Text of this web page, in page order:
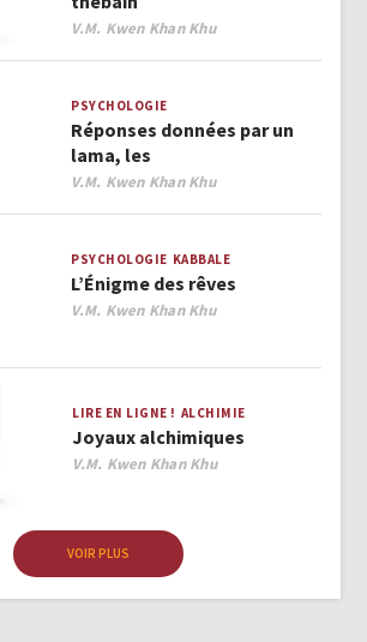
Author
V.M. Kwen Khan Khu
PSYCHOLOGIE
Réponses données par un
lama, les
Author
V.M. Kwen Khan Khu
PSYCHOLOGIE KABBALE
L’Énigme des rêves
Author
V.M. Kwen Khan Khu
LIRE EN LIGNE ! ALCHIMIE
Joyaux alchimiques
Author
V.M. Kwen Khan Khu
VOIR PLUS